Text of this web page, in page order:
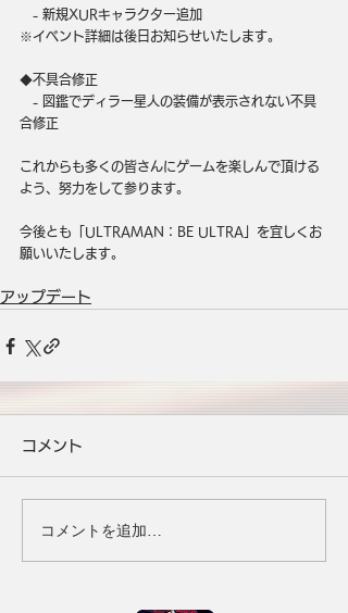
- 新規XURキャラクター追加
※イベント詳細は後日お知らせいたします。
◆不具合修正
- 図鑑でディラー星人の装備が表示されない不具
合修正
これからも多くの皆さんにゲームを楽しんで頂ける
よう、努力をして参ります。
今後とも「ULTRAMAN：BE ULTRA」を宜しくお
願いいたします。
アップデート
コメント
コメントを追加…